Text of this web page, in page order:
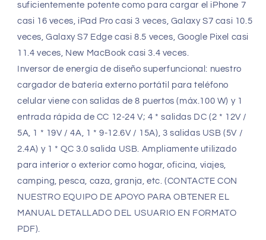
suficientemente potente como para cargar el iPhone 7
casi 16 veces, iPad Pro casi 3 veces, Galaxy S7 casi 10.5
veces, Galaxy S7 Edge casi 8.5 veces, Google Pixel casi
11.4 veces, New MacBook casi 3.4 veces.
Inversor de energía de diseño superfuncional: nuestro
cargador de batería externo portátil para teléfono
celular viene con salidas de 8 puertos (máx.100 W) y 1
entrada rápida de CC 12-24 V; 4 * salidas DC (2 * 12V /
5A, 1 * 19V / 4A, 1 * 9-12.6V / 15A), 3 salidas USB (5V /
2.4A) y 1 * QC 3.0 salida USB. Ampliamente utilizado
para interior o exterior como hogar, oficina, viajes,
camping, pesca, caza, granja, etc. (CONTACTE CON
NUESTRO EQUIPO DE APOYO PARA OBTENER EL
MANUAL DETALLADO DEL USUARIO EN FORMATO
PDF).